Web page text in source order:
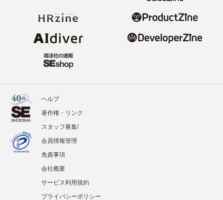
ヘルプ
著作権・リンク
スタッフ募集!
会員情報管理
免責事項
会社概要
サービス利用規約
プライバシーポリシー